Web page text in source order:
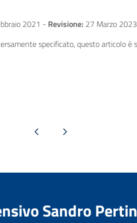
2021 - Revisione: 27 Marzo 2023
specificato, questo articolo
Pagina precedentePagina successiva
Sandro